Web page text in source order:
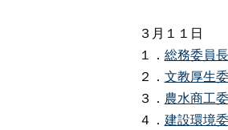
３月１１日
１． 総務委員
２． 文教厚生
３． 農水商工
４． 建設環境